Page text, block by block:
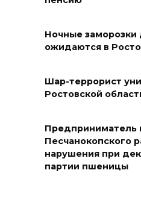
Семеро
07 августа 2026
территориями
07 августа 2026 08:33
Ночные заморозки
ожидаются в
Шар-террорист
Ростовской
Предприниматель
Песчанокопского
нарушения при
партии пшеницы